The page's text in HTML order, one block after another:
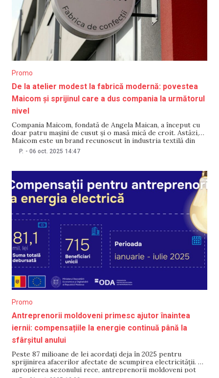
Promo
De la atelier modest la fabrică modernă: povestea
Maicom și sprijinul care a dus compania la următorul
nivel
Compania Maicom, fondată de Angela Maican, a început cu
doar patru mașini de cusut și o masă mică de croit. Astăzi,
Maicom este un brand recunoscut în industria textilă din
Republica Moldova, cu o fabrică modernă și standarde de
calitate la nivel internațional. „Am pornit modest, dar cu
P. - 06 oct. 2025 14:47
Promo
Antreprenorii moldoveni primesc ajutor înaintea
iernii: compensațiile la energie continuă până la
sfârșitul anului
Peste 87 milioane de lei acordați deja în 2025 pentru
sprijinirea afacerilor afectate de scumpirea electricității. Cu
apropierea sezonului rece, antreprenorii moldoveni pot